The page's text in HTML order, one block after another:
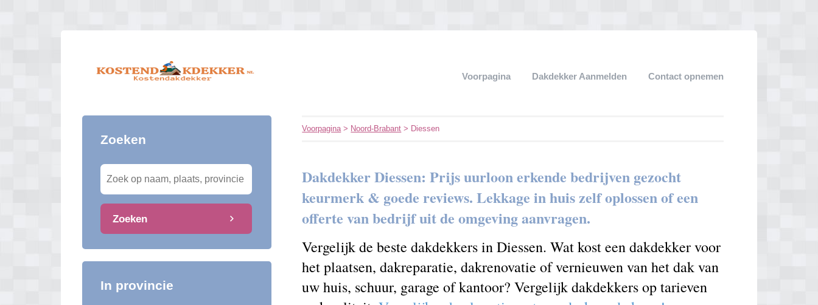
Voorpagina Dakdekker Aanmelden Contact opnemen
Zoeken
Zoeken
In provincie
Voorpagina> Noord-Brabant > Diessen
Dakdekker Diessen: Prijs uurloon erkende bedrijven gezocht
keurmerk & goede reviews. Lekkage in huis zelf oplossen of een
offerte van bedrijf uit de omgeving aanvragen.
Vergelijk de beste dakdekkers in Diessen. Wat kost een dakdekker voor
het plaatsen, dakreparatie, dakrenovatie of vernieuwen van het dak van
uw huis, schuur, garage of kantoor? Vergelijk dakdekkers op tarieven